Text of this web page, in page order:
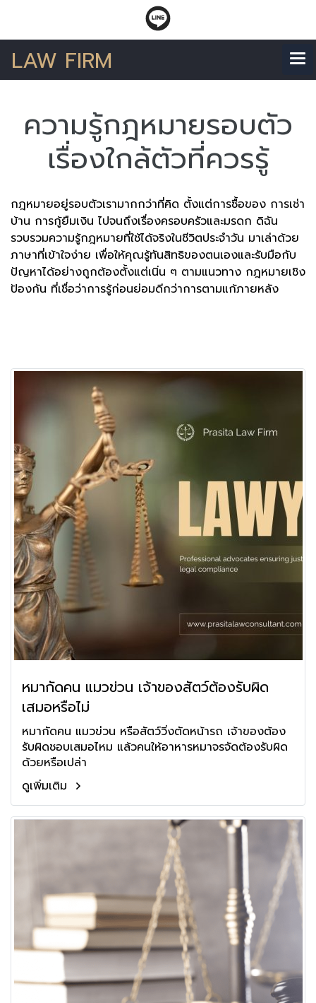
LAW FIRM
ความรู้กฎหมายรอบตัว
เรื่องใกล้ตัวที่ควรรู้
กฎหมายอยู่รอบตัวเรามากกว่าที่คิด ตั้งแต่การซื้อของ การเช่า
บ้าน การกู้ยืมเงิน ไปจนถึงเรื่องครอบครัวและมรดก ดิฉัน
รวบรวมความรู้กฎหมายที่ใช้ได้จริงในชีวิตประจำวัน มาเล่าด้วย
ภาษาที่เข้าใจง่าย เพื่อให้คุณรู้ทันสิทธิของตนเองและรับมือกับ
ปัญหาได้อย่างถูกต้องตั้งแต่เนิ่น ๆ ตามแนวทาง กฎหมายเชิง
ป้องกัน ที่เชื่อว่าการรู้ก่อนย่อมดีกว่าการตามแก้ภายหลัง
หมากัดคน แมวข่วน เจ้าของสัตว์ต้องรับผิด
เสมอหรือไม่
หมากัดคน แมวข่วน หรือสัตว์วิ่งตัดหน้ารถ เจ้าของต้อง
รับผิดชอบเสมอไหม แล้วคนให้อาหารหมาจรจัดต้องรับผิด
ด้วยหรือเปล่า
ดูเพิ่มเติม